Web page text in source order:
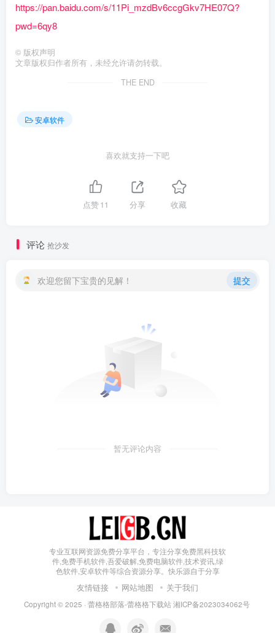
https://pan.baidu.com/s/11Pi_mzdBv6ccgGkv7HE07Q?
pwd=6qy8
© 版权声明
文章版权归作者所有，未经允许请勿转载。
THE END
安卓软件
喜欢就支持一下吧
点赞11 分享 收藏
评论 抢沙发
欢迎您留下宝贵的见解！ 提交
暂无评论内容
专业互联网资源免费分享平台，专注分享免费黑科技软
件,免费手机软件,吾爱破解,免费电脑软件,技术资讯,绿
色软件,安卓软件等综合资源分享。快乐源自于分享
友情链接 网站地图 关于我们
Copyright © 2025 · 蕾格格部落-蕾格格下载站 湘ICP备2023034062号